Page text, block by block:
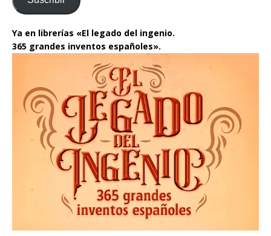
Ya en librerías «El legado del ingenio.
365 grandes inventos españoles».